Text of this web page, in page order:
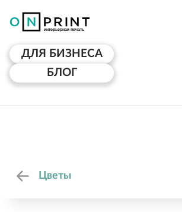
ДЛЯ БИЗНЕСА
БЛОГ
Цветы